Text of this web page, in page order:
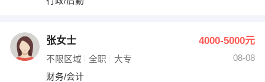
张女士 4000-5000元
不限区域 全职 大专
08-08
财务/会计